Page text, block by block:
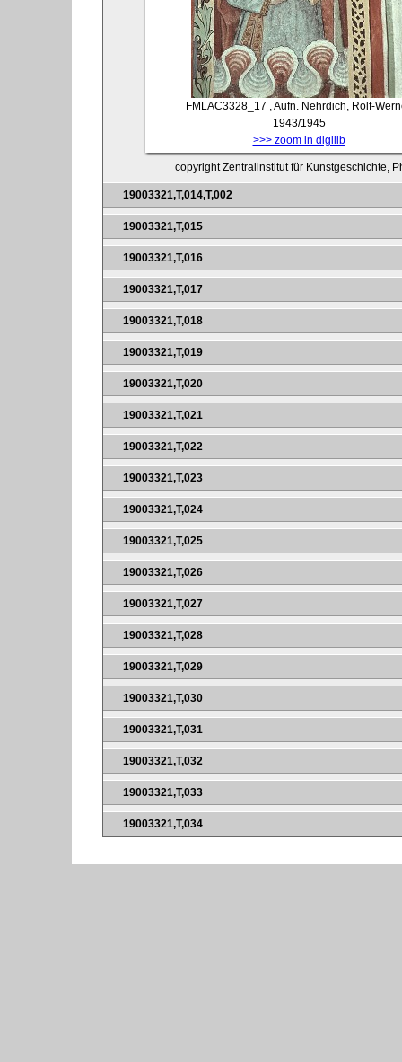
FMLAC3328_17 , Aufn. Nehrdich, Rolf-
1943/1945
>>> zoom in digilib
copyright Zentralinstitut für Kunstgeschichte,
19003321,T,014,T,002
19003321,T,015
19003321,T,016
19003321,T,017
19003321,T,018
19003321,T,019
19003321,T,020
19003321,T,021
19003321,T,022
19003321,T,023
19003321,T,024
19003321,T,025
19003321,T,026
19003321,T,027
19003321,T,028
19003321,T,029
19003321,T,030
19003321,T,031
19003321,T,032
19003321,T,033
19003321,T,034